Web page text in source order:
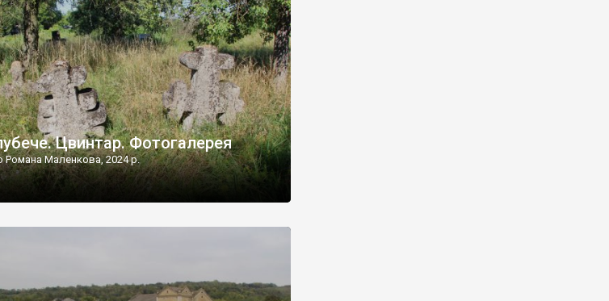
Цвинтар. Фотогалерея
Романа Маленкова, 2024 р.